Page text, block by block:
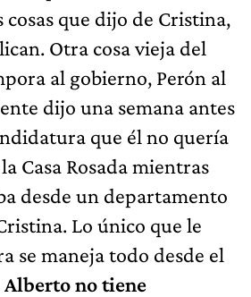
cosas que dijo de Cristina,
Otra cosa vieja del
al gobierno, Perón al
dijo una semana antes
que él no quería
Casa Rosada mientras
desde un departamento
Lo único que le
se maneja todo desde el
Alberto no tiene